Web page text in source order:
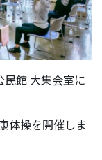
館 大集会室に
体操を開催しま